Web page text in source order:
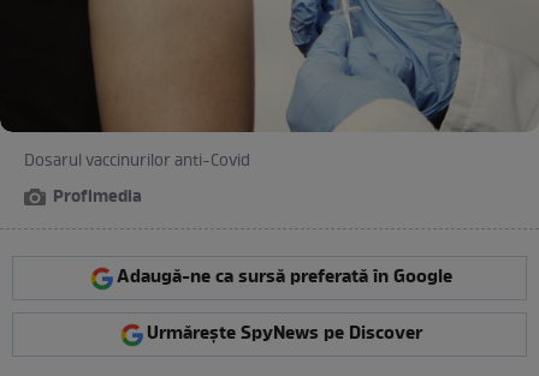
Dosarul vaccinurilor anti-Covid
Profimedia
Adaugă-ne ca sursă preferată în Google
Urmărește SpyNews pe Discover